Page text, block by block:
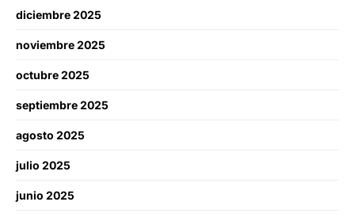
diciembre 2025
noviembre 2025
octubre 2025
septiembre 2025
agosto 2025
julio 2025
junio 2025